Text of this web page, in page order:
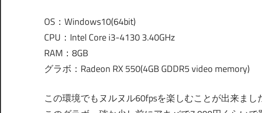
OS：Windows10(64bit)
CPU：Intel Core i3-4130 3.40GHz
RAM：8GB
グラボ：Radeon RX 550(4GB GDDR5 video memory)
この環境でもヌルヌル60fpsを楽しむことが出来まし